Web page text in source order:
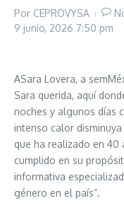
Por CEPROVYSA
9 junio, 2026 7:50 pm
ASara Lovera, a
Sara querida, aquí
noches y algunos días
intenso calor
que ha realizado en 40
cumplido en su
informativa
género en el país”.